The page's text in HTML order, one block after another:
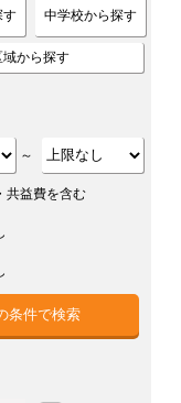
す 中学校から探す
域から探す
～
共益費を含む